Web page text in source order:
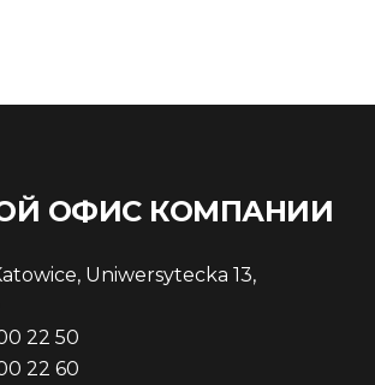
ОФИС КОМПАНИИ
Uniwersytecka 13,
22 50
22 60